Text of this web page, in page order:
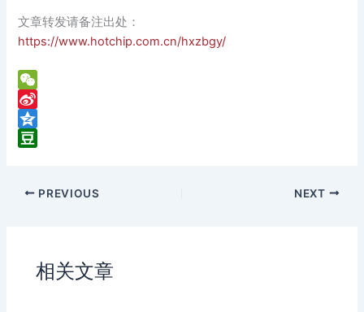
文章转发请备注出处：
https://www.hotchip.com.cn/hxzbgy/
W
e
C
S
W
Q
nu
PREVIOUS NEXT
相关文章